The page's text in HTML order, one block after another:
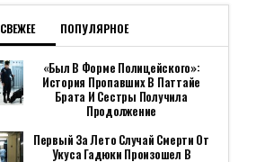
СВЕЖЕЕ ПОПУЛЯРНОЕ
«Был В Форме Полицейского»:
История Пропавших В Паттайе
Брата И Сестры Получила
Продолжение
Первый За Лето Случай Смерти От
Укуса Гадюки Произошел В